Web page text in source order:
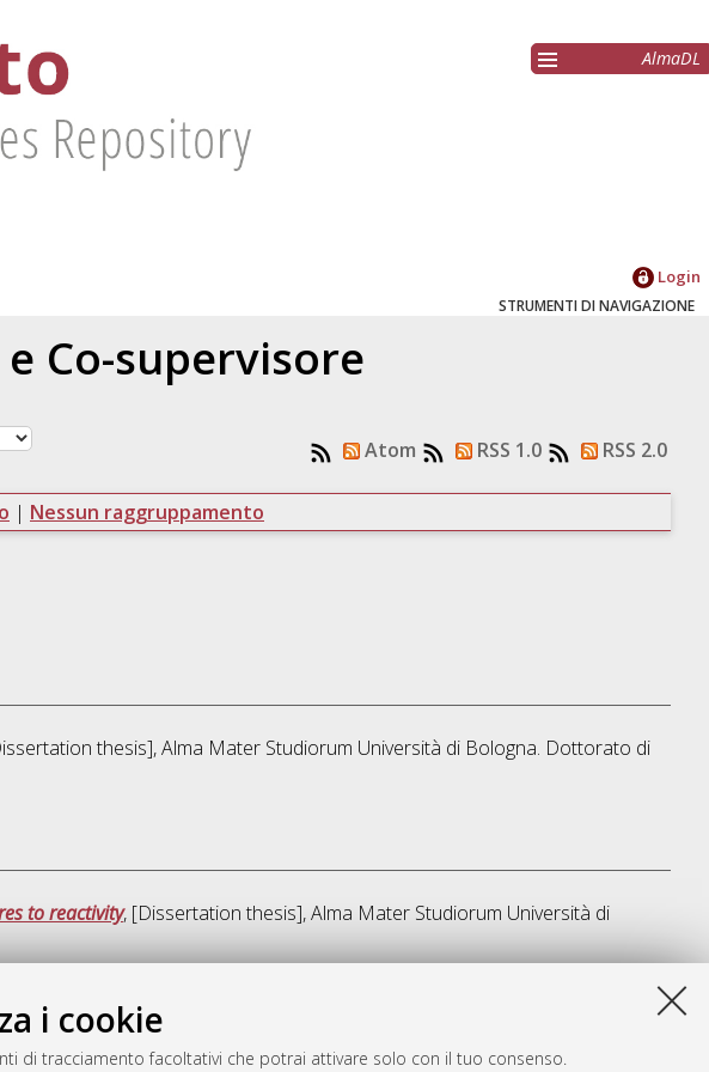
i cookie
di tracciamento facoltativi che potrai attivare solo con il tuo consenso.
AlmaDL
Login
STRUMENTI DI NAVIGAZIONE
Co-supervisore
Atom RSS 1.0 RSS 2.0
| Nessun raggruppamento
thesis], Alma Mater Studiorum Università di Bologna. Dottorato di
to reactivity, [Dissertation thesis], Alma Mater Studiorum Università di
Fri Aug 7 20:45:34 2026 CEST.